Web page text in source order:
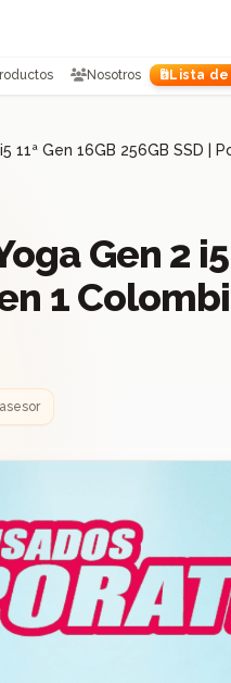
Nosotros Lista de
11ª Gen 16GB 256GB SSD |
Gen 2
1